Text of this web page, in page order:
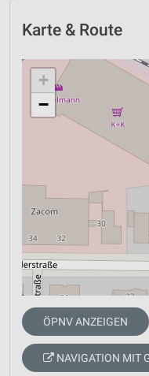
Karte & Route
+
−
ÖPNV ANZEIGEN
NAVIGATION MIT